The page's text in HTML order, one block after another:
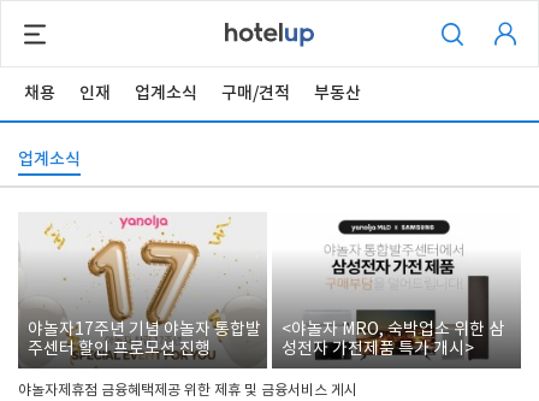
채용 인재 업계소식 구매/견적 부동산
업계소식
야놀자17주년 기념 야놀자 통합발
주센터 할인 프로모션 진행
<야놀자 MRO, 숙박업소 위한 삼
성전자 가전제품 특가 개시>
야놀자제휴점 금융혜택제공 위한 제휴 및 금융서비스 게시